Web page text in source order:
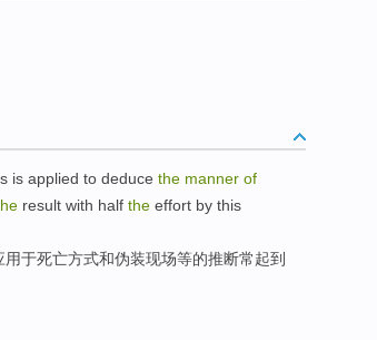
is applied to deduce the manner of
result with half the effort by this
用于死亡方式和伪装现场等的推断常起到